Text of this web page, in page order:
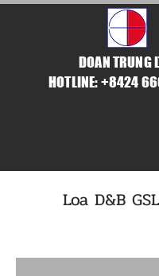
DOAN TRUNG
HOTLINE: +8424
Loa D&B